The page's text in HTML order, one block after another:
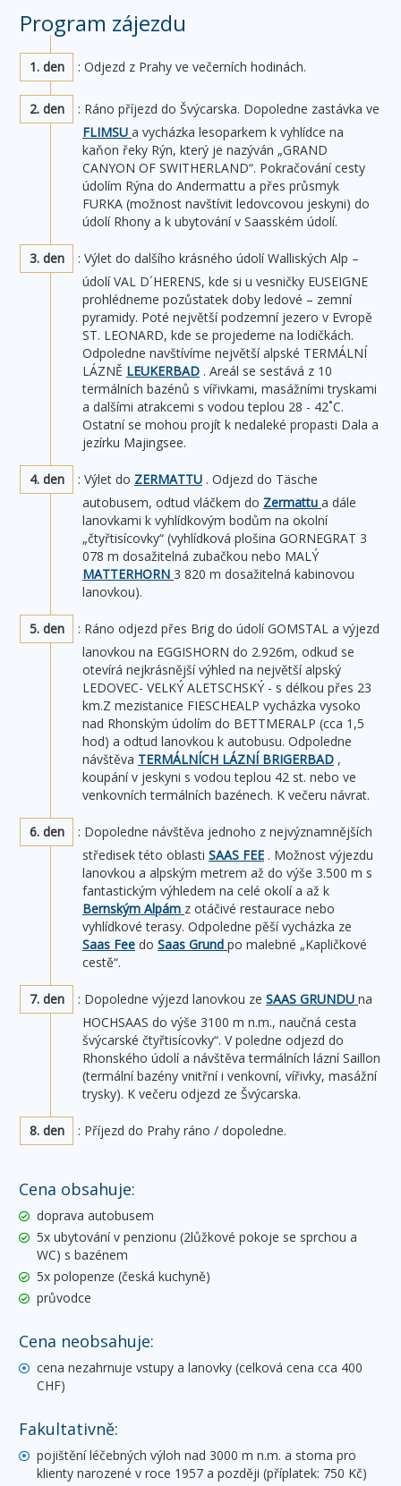
Program zájezdu
1. den : Odjezd z Prahy ve večerních hodinách.
2. den
: Ráno příjezd do Švýcarska. Dopoledne zastávka ve
FLIMSU a vycházka lesoparkem k vyhlídce na
kaňon řeky Rýn, který je nazýván „GRAND
CANYON OF SWITHERLAND“. Pokračování cesty
údolím Rýna do Andermattu a přes průsmyk
FURKA (možnost navštívit ledovcovou jeskyni) do
údolí Rhony a k ubytování v Saasském údolí.
3. den
: Výlet do dalšího krásného údolí Walliských Alp –
údolí VAL D´HERENS, kde si u vesničky EUSEIGNE
prohlédneme pozůstatek doby ledové – zemní
pyramidy. Poté největší podzemní jezero v Evropě
ST. LEONARD, kde se projedeme na lodičkách.
Odpoledne navštívíme největší alpské TERMÁLNÍ
LÁZNĚ LEUKERBAD . Areál se sestává z 10
termálních bazénů s vířivkami, masážními tryskami
a dalšími atrakcemi s vodou teplou 28 - 42˚C.
Ostatní se mohou projít k nedaleké propasti Dala a
jezírku Majingsee.
4. den : Výlet do ZERMATTU . Odjezd do Täsche
autobusem, odtud vláčkem do Zermattu a dále
lanovkami k vyhlídkovým bodům na okolní
„čtyřtisícovky“ (vyhlídková plošina GORNEGRAT 3
078 m dosažitelná zubačkou nebo MALÝ
MATTERHORN 3 820 m dosažitelná kabinovou
lanovkou).
5. den
: Ráno odjezd přes Brig do údolí GOMSTAL a výjezd
lanovkou na EGGISHORN do 2.926m, odkud se
otevírá nejkrásnější výhled na největší alpský
LEDOVEC- VELKÝ ALETSCHSKÝ - s délkou přes 23
km.Z mezistanice FIESCHEALP vycházka vysoko
nad Rhonským údolím do BETTMERALP (cca 1,5
hod) a odtud lanovkou k autobusu. Odpoledne
návštěva TERMÁLNÍCH LÁZNÍ BRIGERBAD ,
koupání v jeskyni s vodou teplou 42 st. nebo ve
venkovních termálních bazénech. K večeru návrat.
6. den
: Dopoledne návštěva jednoho z nejvýznamnějších
středisek této oblasti SAAS FEE . Možnost výjezdu
lanovkou a alpským metrem až do výše 3.500 m s
fantastickým výhledem na celé okolí a až k
Bernským Alpám z otáčivé restaurace nebo
vyhlídkové terasy. Odpoledne pěší vycházka ze
Saas Fee do Saas Grund po malebné „Kapličkové
cestě“.
7. den : Dopoledne výjezd lanovkou ze SAAS GRUNDU na
HOCHSAAS do výše 3100 m n.m., naučná cesta
švýcarské čtyřtisícovky“. V poledne odjezd do
Rhonského údolí a návštěva termálních lázní Saillon
(termální bazény vnitřní i venkovní, vířivky, masážní
trysky). K večeru odjezd ze Švýcarska.
8. den : Příjezd do Prahy ráno / dopoledne.
Cena obsahuje:
doprava autobusem
5x ubytování v penzionu (2lůžkové pokoje se sprchou a
WC) s bazénem
5x polopenze (česká kuchyně)
průvodce
Cena neobsahuje:
cena nezahrnuje vstupy a lanovky (celková cena cca 400
CHF)
Fakultativně:
pojištění léčebných výloh nad 3000 m n.m. a storna pro
klienty narozené v roce 1957 a později (příplatek: 750 Kč)